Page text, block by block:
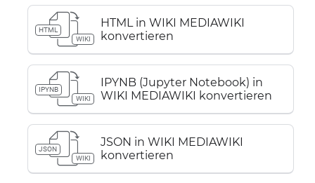
HTML
WIKI
HTML in WIKI MEDIAWIKI
konvertieren
IPYNB
WIKI
IPYNB (Jupyter Notebook) in
WIKI MEDIAWIKI konvertieren
JSON
WIKI
JSON in WIKI MEDIAWIKI
konvertieren